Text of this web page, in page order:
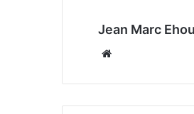
Jean Marc